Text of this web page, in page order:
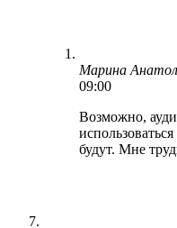
Марина
09:00
Возможно,
будут. Мне